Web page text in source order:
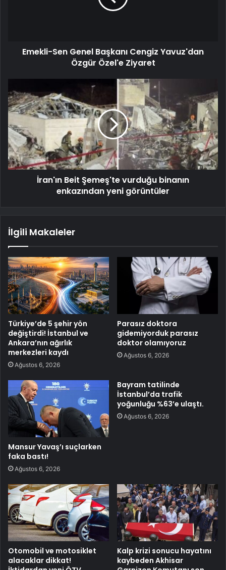
Emekli-Sen Genel Başkanı Cengiz Yavuz'dan
Özgür Özel'e Ziyaret
İran'ın Beit Şemeş'te vurduğu binanın
enkazından yeni görüntüler
İlgili Makaleler
Türkiye’de 5 şehir yön
değiştirdi! İstanbul ve
Ankara’nın ağırlık
merkezleri kaydı
Ağustos 6, 2026
Parasız doktora
gidemiyorduk parasız
doktor olamıyoruz
Ağustos 6, 2026
Mansur Yavaş’ı suçlarken
faka bastı!
Ağustos 6, 2026
Bayram tatilinde
İstanbul’da trafik
yoğunluğu %63’e ulaştı.
Ağustos 6, 2026
Otomobil ve motosiklet
alacaklar dikkat!
Kalp krizi sonucu hayatını
kaybeden Akhisar